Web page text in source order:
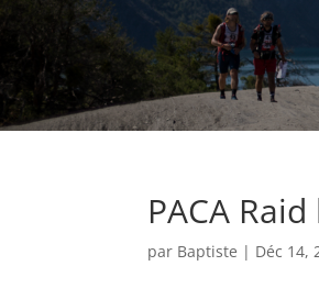
PACA
par Baptiste | Déc 14,